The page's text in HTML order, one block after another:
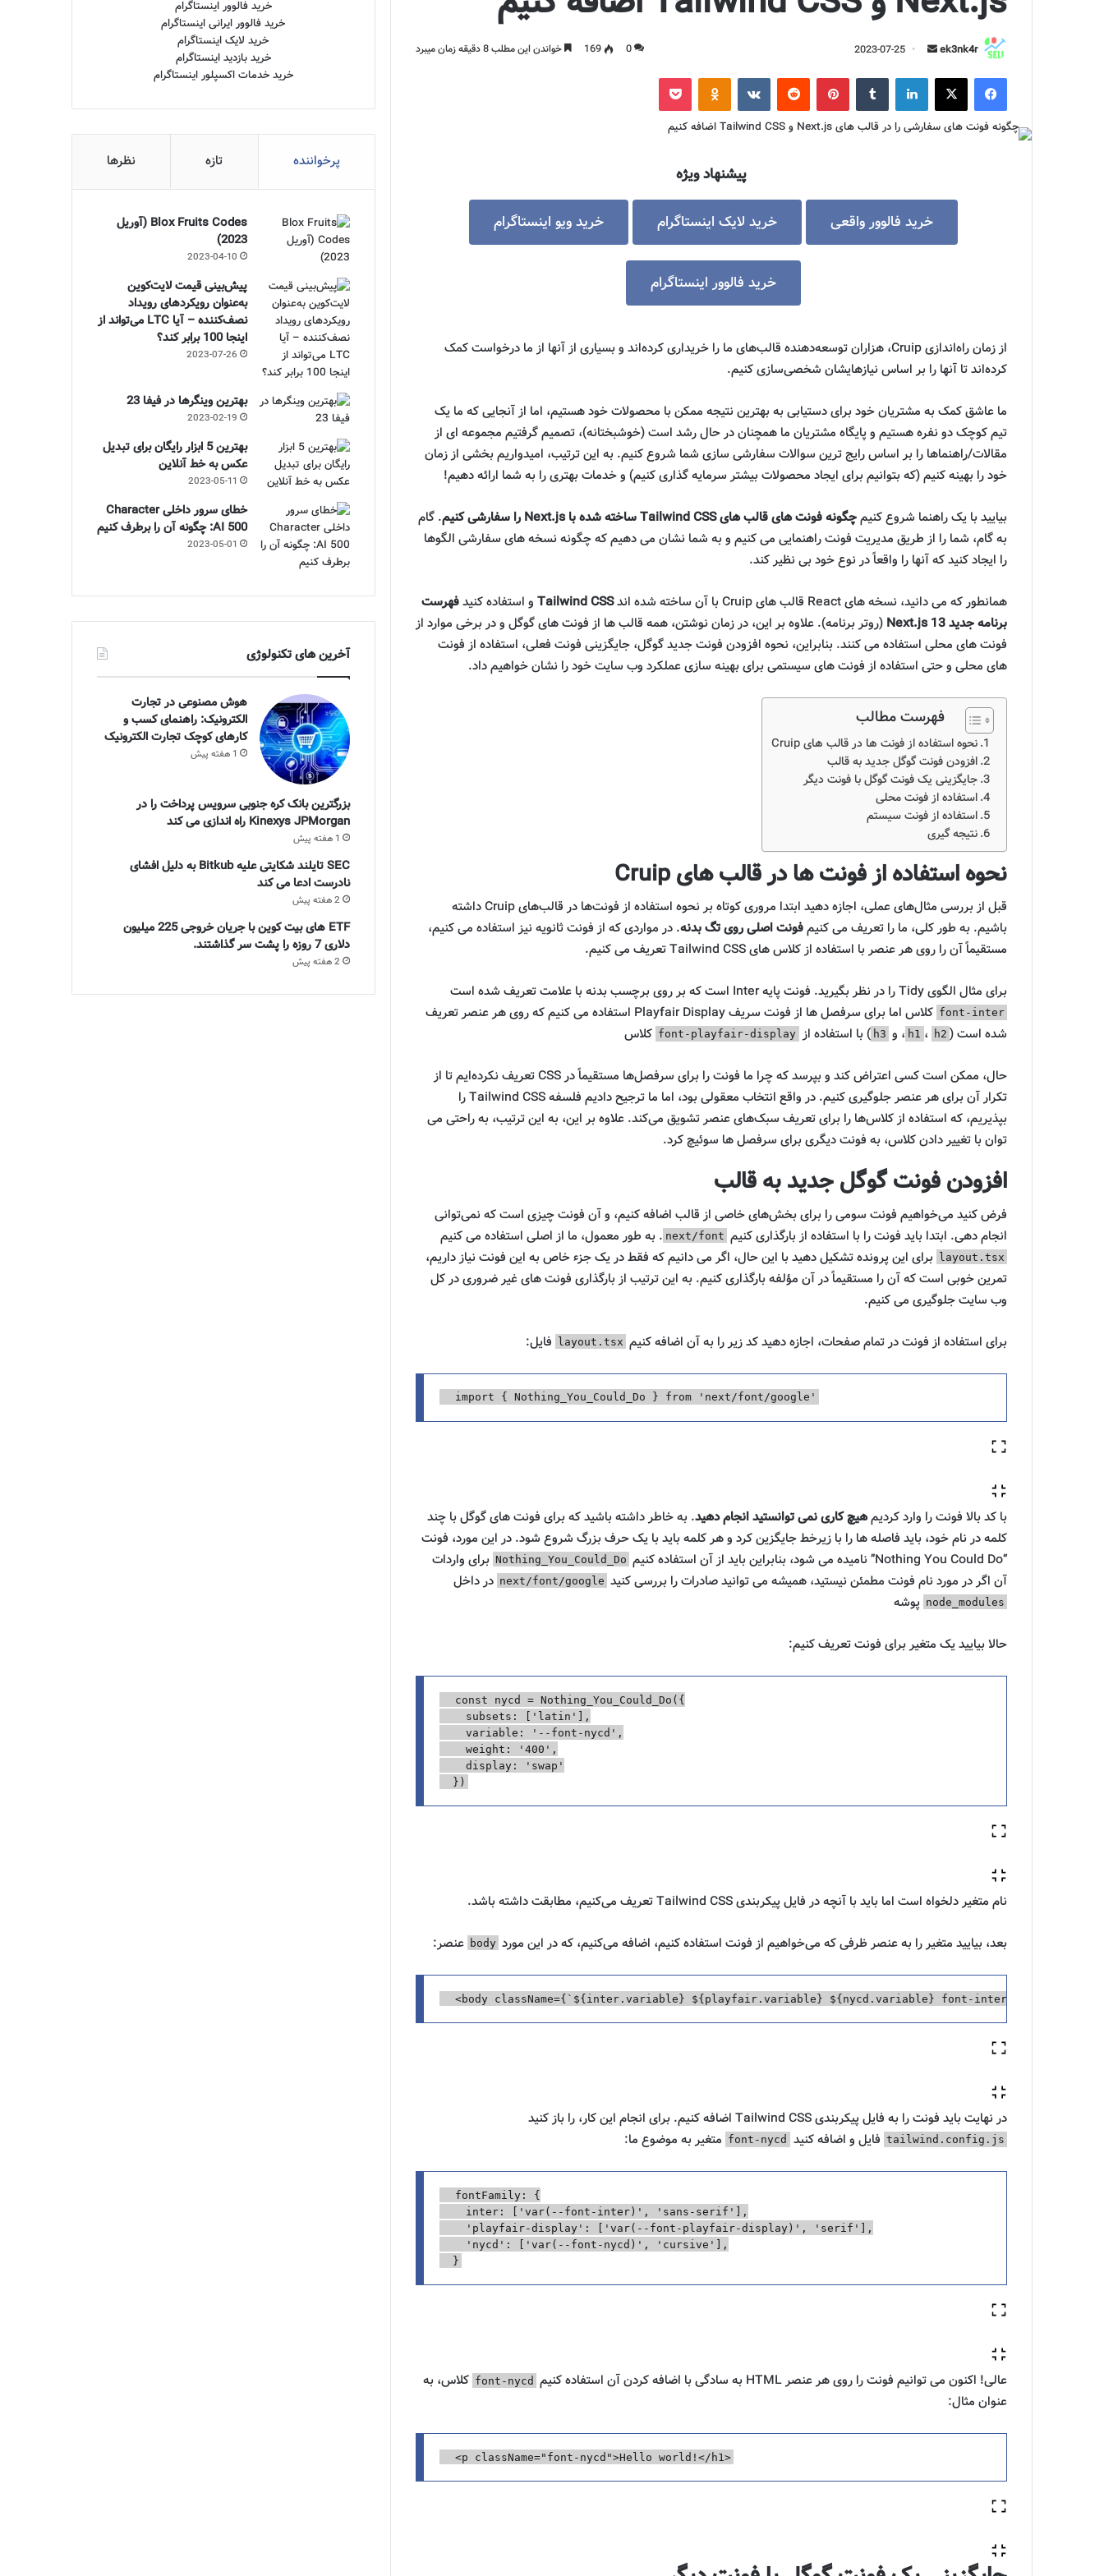
ek3nk4r
ارسال 2023-07-25
0
169 خواندن این مطلب 8 دقیقه زمان میبرد
فیس بوک توییتر (X) لینکدین ‫تامبلر ‫پین‌ترست‫رددیت ‫VKontakte
‫Odnoklassniki
پاکت
پیشنهاد ویژه
خرید فالوور واقعی خرید لایک اینستاگرام خرید ویو اینستاگرام
خرید فالوور اینستاگرام
از زمان راه‌اندازی Cruip، هزاران توسعه‌دهنده قالب‌های ما را خریداری کرده‌اند و بسیاری از آنها از ما درخواست کمک
کرده‌اند تا آنها را بر اساس نیازهایشان شخصی‌سازی کنیم.
ما عاشق کمک به مشتریان خود برای دستیابی به بهترین نتیجه ممکن با محصولات خود هستیم، اما از آنجایی که ما یک
تیم کوچک دو نفره هستیم و پایگاه مشتریان ما همچنان در حال رشد است (خوشبختانه)، تصمیم گرفتیم مجموعه ای از
مقالات/راهنماها را بر اساس رایج ترین سوالات سفارشی سازی شما شروع کنیم. به این ترتیب، امیدواریم بخشی از زمان
خود را بهینه کنیم (که بتوانیم برای ایجاد محصولات بیشتر سرمایه گذاری کنیم) و خدمات بهتری را به شما ارائه دهیم!
بیایید با یک راهنما شروع کنیمچگونه فونت های قالب های Tailwind CSS ساخته شده با Next.js را سفارشی کنیم
. گام
به گام، شما را از طریق مدیریت فونت راهنمایی می کنیم و به شما نشان می دهیم که چگونه نسخه های سفارشی الگوها
را ایجاد کنید که آنها را واقعاً در نوع خود بی نظیر کند.
همانطور که می دانید، نسخه های React قالب های Cruip با آن ساخته شده اند Tailwind CSS و استفاده کنیدفهرست
برنامه جدید Next.js 13
(روتر برنامه). علاوه بر این، در زمان نوشتن، همه قالب ها از فونت های گوگل و در برخی موارد از
فونت های محلی استفاده می کنند. بنابراین، نحوه افزودن فونت جدید گوگل، جایگزینی فونت فعلی، استفاده از فونت
های محلی و حتی استفاده از فونت های سیستمی برای بهینه سازی عملکرد وب سایت خود را نشان خواهیم داد.
فهرست مطالب
نحوه استفاده از فونت ها در قالب های Cruip
افزودن فونت گوگل جدید به قالب
جایگزینی یک فونت گوگل با فونت دیگر
استفاده از فونت محلی
استفاده از فونت سیستم
نتیجه گیری
نحوه استفاده از فونت ها در قالب های Cruip
قبل از بررسی مثال‌های عملی، اجازه دهید ابتدا مروری کوتاه بر نحوه استفاده از فونت‌ها در قالب‌های Cruip داشته
باشیم. به طور کلی، ما را تعریف می کنیمفونت اصلی روی تگ بدنه. در مواردی که از فونت ثانویه نیز استفاده می کنیم،
مستقیماً آن را روی هر عنصر با استفاده از کلاس های Tailwind CSS تعریف می کنیم.
برای مثال الگوی Tidy را در نظر بگیرید. فونت پایه Inter است که بر روی برچسب بدنه با علامت تعریف شده است
font-inter
کلاس اما برای سرفصل ها از فونت سریف Playfair Display استفاده می کنیم که روی هر عنصر تعریف
شده است (
h1 ، h2 ، و h3 ) با استفاده از font-playfair-display کلاس
حال، ممکن است کسی اعتراض کند و بپرسد که چرا ما فونت را برای سرفصل‌ها مستقیماً در CSS تعریف نکرده‌ایم تا از
تکرار آن برای هر عنصر جلوگیری کنیم. در واقع انتخاب معقولی بود، اما ما ترجیح دادیم فلسفه Tailwind CSS را
بپذیریم، که استفاده از کلاس‌ها را برای تعریف سبک‌های عنصر تشویق می‌کند. علاوه بر این، به این ترتیب، به راحتی می
توان با تغییر دادن کلاس، به فونت دیگری برای سرفصل ها سوئیچ کرد.
افزودن فونت گوگل جدید به قالب
فرض کنید می‌خواهیم فونت سومی را برای بخش‌های خاصی از قالب اضافه کنیم، و آن فونت چیزی است که نمی‌توانی
انجام دهی. ابتدا باید فونت را با استفاده از بارگذاری کنیم next/font . به طور معمول، ما از اصلی استفاده می کنیم
layout.tsx برای این پرونده تشکیل دهید با این حال، اگر می دانیم که فقط در یک جزء خاص به این فونت نیاز داریم،
تمرین خوبی است که آن را مستقیماً در آن مؤلفه بارگذاری کنیم. به این ترتیب از بارگذاری فونت های غیر ضروری در کل
وب سایت جلوگیری می کنیم.
برای استفاده از فونت در تمام صفحات، اجازه دهید کد زیر را به آن اضافه کنیم layout.tsx فایل:
import { Nothing_You_Could_Do } from ' next/font/google '
با کد بالا فونت را وارد کردیمهیچ کاری نمی توانستید انجام دهید. به خاطر داشته باشید که برای فونت های گوگل با چند
کلمه در نام خود، باید فاصله ها را با زیرخط جایگزین کرد و هر کلمه باید با یک حرف بزرگ شروع شود. در این مورد، فونت
“Nothing You Could Do” نامیده می شود، بنابراین باید از آن استفاده کنیم
Nothing_You_Could_Do برای واردات
آن اگر در مورد نام فونت مطمئن نیستید، همیشه می توانید صادرات را بررسی کنید next/font/google در داخل
node_modules پوشه
حالا بیایید یک متغیر برای فونت تعریف کنیم:
const nycd = Nothing_You_Could_Do ({
subsets : [ ' latin ' ],
variable : ' --font-nycd ' ,
weight : ' 400 ' ,
display: ' swap '
})
نام متغیر دلخواه است اما باید با آنچه در فایل پیکربندی Tailwind CSS تعریف می‌کنیم، مطابقت داشته باشد.
بعد، بیایید متغیر را به عنصر ظرفی که می‌خواهیم از فونت استفاده کنیم، اضافه می‌کنیم، که در این مورد body عنصر:
<body className={ ` ${inter. variable} ${playfair. variable} ${nycd . variable} font-inter antialiased
در نهایت باید فونت را به فایل پیکربندی Tailwind CSS اضافه کنیم. برای انجام این کار، را باز کنید
tailwind.config.js فایل و اضافه کنید font-nycd متغیر به موضوع ما:
fontFamily:
{
inter: [ ' var(--font-inter) ' , ' sans-serif ' ],
' playfair-display' : [ ' var(--font-playfair-display) ' , ' serif ' ],
' nycd ' : [ ' var(--font-nycd) ' , ' cursive ' ],
}
عالی! اکنون می توانیم فونت را روی هر عنصر HTML به سادگی با اضافه کردن آن استفاده کنیم font-nycd کلاس، به
عنوان مثال:
<p className="font-nycd">Hello world! </ h1 >
خرید فالوور اینستاگرام
خرید فالوور ایرانی اینستاگرام
خرید لایک اینستاگرام
خرید بازدید اینستاگرام
خرید خدمات اکسپلور اینستاگرام
پرخواننده تازه نظرها
Blox Fruits Codes (آوریل
2023)
2023-04-10
پیش‌بینی قیمت لایت‌کوین
به‌عنوان رویکردهای رویداد
نصف‌کننده – آیا LTC می‌تواند از
اینجا 100 برابر کند؟
2023-07-26
بهترین وینگرها در فیفا 23
2023-02-19
بهترین 5 ابزار رایگان برای تبدیل
عکس به خط آنلاین
2023-05-11
خطای سرور داخلی Character
AI 500: چگونه آن را برطرف کنیم
2023-05-01
آخرین های تکنولوژی
هوش مصنوعی در تجارت
الکترونیک: راهنمای کسب و
کارهای کوچک تجارت الکترونیک
1 هفته پیش
بزرگترین بانک کره جنوبی سرویس پرداخت را در
Kinexys JPMorgan راه اندازی می کند
1 هفته پیش
SEC تایلند شکایتی علیه Bitkub به دلیل افشای
نادرست ادعا می کند
2 هفته پیش
ETF های بیت کوین با جریان خروجی 225 میلیون
دلاری 7 روزه را پشت سر گذاشتند.
2 هفته پیش